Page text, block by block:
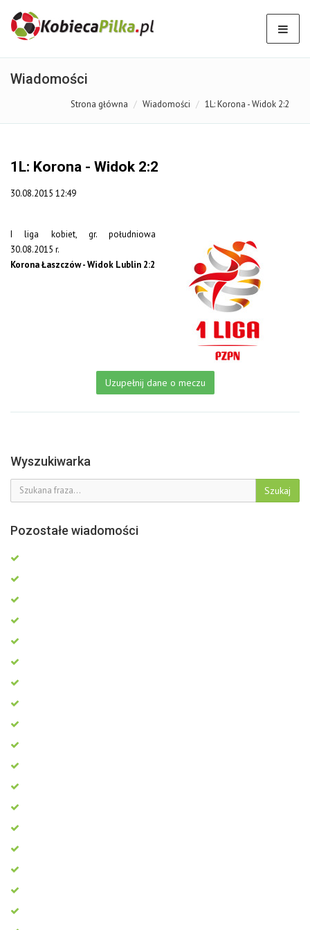
Wiadomości
Strona główna Wiadomości 1L: Korona - Widok 2:2
1L: Korona - Widok 2:2
30.08.2015 12:49
I liga kobiet, gr. południowa
30.08.2015 r.
Korona Łaszczów - Widok Lublin 2:2
Uzupełnij dane o meczu
Wyszukiwarka
Szukaj
Pozostałe wiadomości